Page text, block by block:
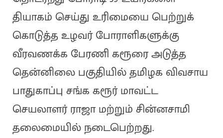
தியாகம் செய்து உரிமையை பெற்றுக்
கொடுத்த உழவர் போராளிகளுக்கு
வீரவணக்க பேரணி கரூரை அடுத்த
தென்னிலை பகுதியில் தமிழக விவசாய
பாதுகாப்பு சங்க கரூர் மாவட்ட
செயலாளர் ராஜா மற்றும் சின்னசாமி
தலைமையில் நடைபெற்றது.